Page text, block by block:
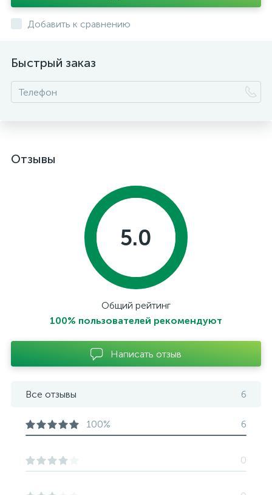
Добавить к сравнению
Быстрый заказ
Отзывы
5.0
Общий рейтинг
100% пользователей рекомендуют
Написать отзыв
Все отзывы 6
100% 6
0